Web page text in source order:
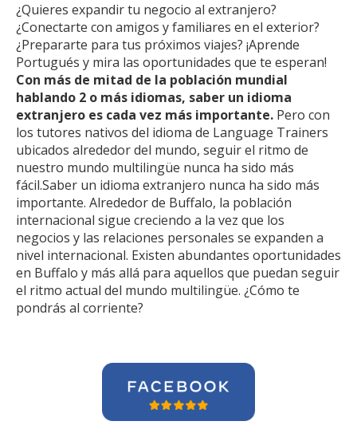
¿Quieres expandir tu negocio al extranjero?
¿Conectarte con amigos y familiares en el exterior?
¿Prepararte para tus próximos viajes? ¡Aprende
Portugués y mira las oportunidades que te esperan!
Con más de mitad de la población mundial
hablando 2 o más idiomas, saber un idioma
extranjero es cada vez más importante. Pero con
los tutores nativos del idioma de Language Trainers
ubicados alrededor del mundo, seguir el ritmo de
nuestro mundo multilingüe nunca ha sido más
fácil.Saber un idioma extranjero nunca ha sido más
importante. Alrededor de Buffalo, la población
internacional sigue creciendo a la vez que los
negocios y las relaciones personales se expanden a
nivel internacional. Existen abundantes oportunidades
en Buffalo y más allá para aquellos que puedan seguir
el ritmo actual del mundo multilingüe. ¿Cómo te
pondrás al corriente?